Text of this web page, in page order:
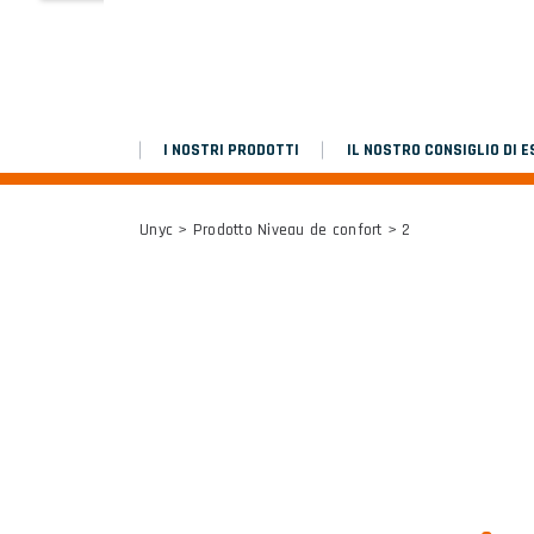
TUTTI I RISULTATI
I NOSTRI PRODOTTI IL NOSTRO CONSIGLIO DI
Unyc > Prodotto Niveau de confort > 2